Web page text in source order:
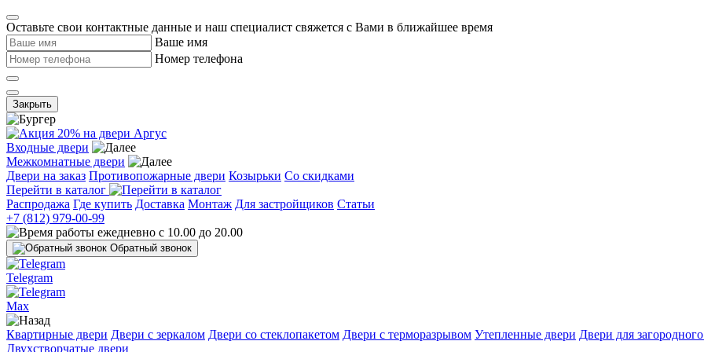
Оставьте свои контактные данные и наш специалист свяжется с Вами в ближайшее время
Ваше имя
Номер телефона
Закрыть
Входные двери
Межкомнатные двери
Двери на заказ Противопожарные двери Козырьки Со скидками
Перейти в каталог
Распродажа Где купить Доставка Монтаж Для застройщиков Статьи
+7 (812) 979-00-99
ежедневно с 10.00 до 20.00
Обратный звонок
Telegram
Max
Квартирные двери Двери с зеркалом Двери со стеклопакетом Двери с терморазрывом Утепленные двери Двери для
Двухстворчатые двери